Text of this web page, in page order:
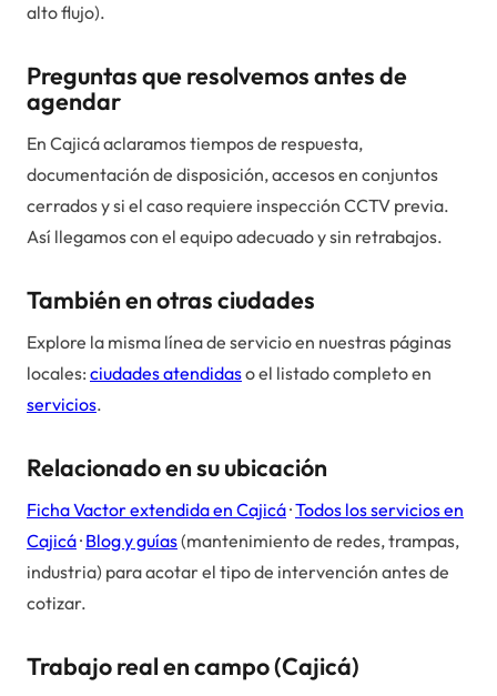
alto flujo).
Preguntas que resolvemos antes de
agendar
En Cajicá aclaramos tiempos de respuesta,
documentación de disposición, accesos en conjuntos
cerrados y si el caso requiere inspección CCTV previa.
Así llegamos con el equipo adecuado y sin retrabajos.
También en otras ciudades
Explore la misma línea de servicio en nuestras páginas
locales: ciudades atendidaso el listado completo en
servicios.
Relacionado en su ubicación
Ficha Vactor extendida en Cajicá·Todos los servicios en
Cajicá· Blog y guías(mantenimiento de redes, trampas,
industria) para acotar el tipo de intervención antes de
cotizar.
Trabajo real en campo (Cajicá)